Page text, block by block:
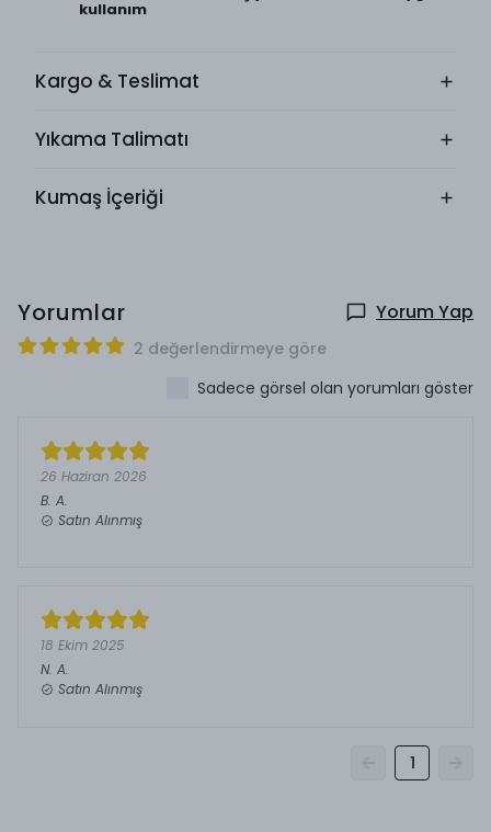
kullanım
Kargo & Teslimat
Yıkama Talimatı
Kumaş İçeriği
Yorumlar Yorum Yap
2 değerlendirmeye göre
Sadece görsel olan yorumları göster
26 Haziran 2026
B. A.
Satın Alınmış
18 Ekim 2025
N. A.
Satın Alınmış
1